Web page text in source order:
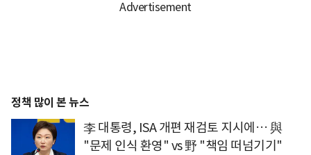
정책 많이 본 뉴스
李 대통령, ISA 개편 재검토 지시에… 與
"문제 인식 환영" vs 野 "책임 떠넘기기"